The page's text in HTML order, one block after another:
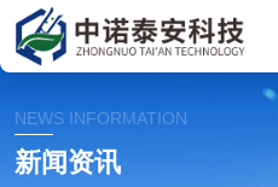
NEWS INFORMATION
新闻资讯